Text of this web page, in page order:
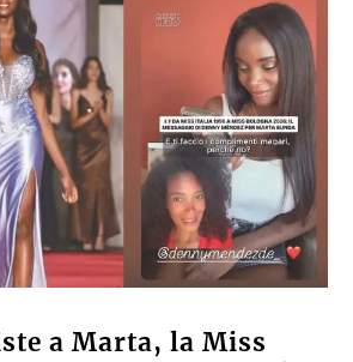
a Marta, la Miss